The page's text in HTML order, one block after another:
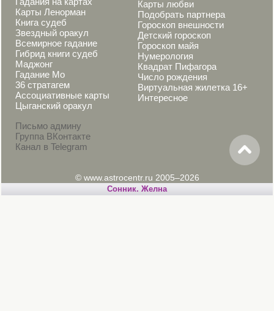
Карты Ленорман
Книга судеб
Звездный оракул
Всемирное гадание
Гибрид книги судеб
Маджонг
Гадание Мо
36 стратагем
Ассоциативные карты
Цыганский оракул
Письмо админу
Группа ВКонтакте
Канал в Telegram
Карты любви
Подобрать партнера
Гороскоп внешности
Детский гороскоп
Гороскоп майя
Нумерология
Квадрат Пифагора
Число рождения
Виртуальная жилетка 16+
Интересное
© www.astrocentr.ru 2005–2026
Cонник. Желна